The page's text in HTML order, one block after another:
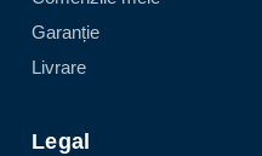
Garanție
Livrare
Legal